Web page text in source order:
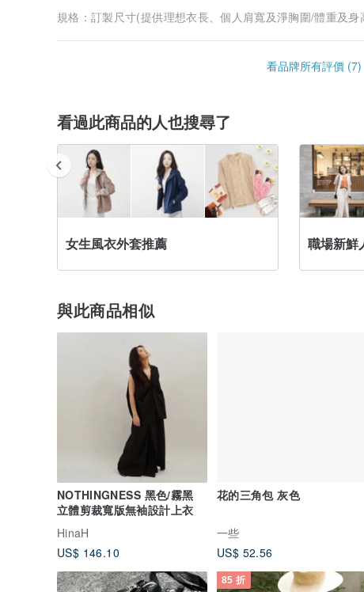
規格：訂製尺寸(提供理想衣長、個人肩寬及淨胸圍/體重及身
看品牌所有評價 (7)
看過此商品的人也搜尋了
女生風衣外套推薦 職場新鮮
與此商品相似
NOTHINGNESS 黑色/霧黑
立體剪裁寬版無袖設計上衣
HinaH
US$ 146.10
花的三角包 灰色
一些
US$ 52.56
85 折